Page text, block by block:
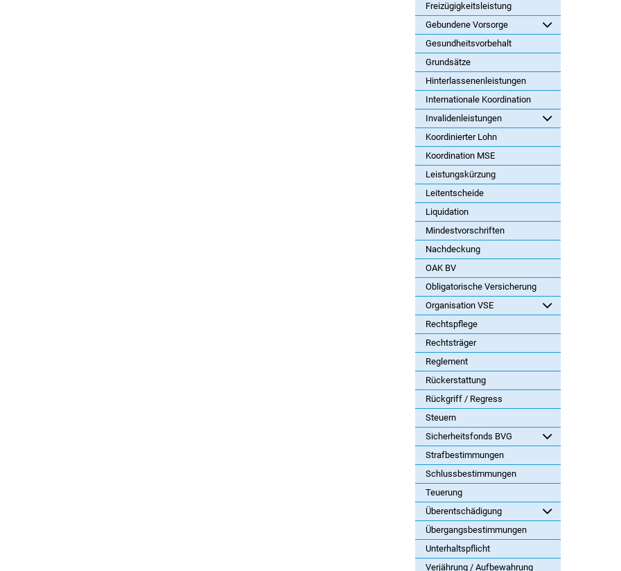
Freizügigkeitsleistung
Gebundene Vorsorge
Gesundheitsvorbehalt
Grundsätze
Hinterlassenenleistungen
Internationale Koordination
Invalidenleistungen
Koordinierter Lohn
Koordination MSE
Leistungskürzung
Leitentscheide
Liquidation
Mindestvorschriften
Nachdeckung
OAK BV
Obligatorische Versicherung
Organisation VSE
Rechtspflege
Rechtsträger
Reglement
Rückerstattung
Rückgriff / Regress
Steuern
Sicherheitsfonds BVG
Strafbestimmungen
Schlussbestimmungen
Teuerung
Überentschädigung
Übergangsbestimmungen
Unterhaltspflicht
Verjährung / Aufbewahrung